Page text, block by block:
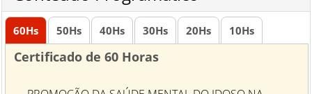
60Hs 50Hs 40Hs 30Hs 20Hs 10Hs
Certificado de 60 Horas